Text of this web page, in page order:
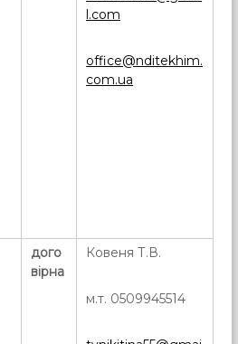
l.com
office@nditekhim.
com.ua
дого
вірна
Ковеня Т.В.
м.т. 0509945514